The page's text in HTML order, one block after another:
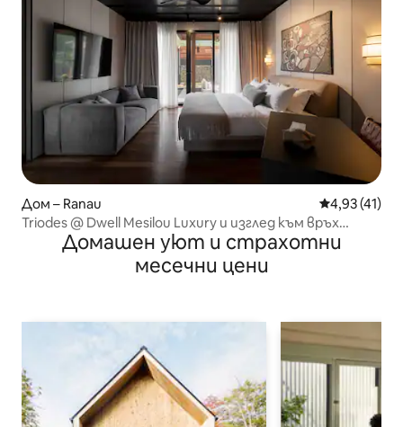
Дом – Ranau Средна
4,93 (41)
Triodes @ Dwell Mesilou Luxury и изглед към връх
КинабалуДомашен уют и страхотни
месечни цени